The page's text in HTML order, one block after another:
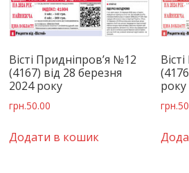
Вісті Придніпров’я №12
(4167) від 28 березня
2024 року
грн.50.00
Додати в кошик
року
грн.